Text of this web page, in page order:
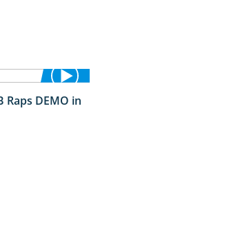
2:37
Raps DEMO in